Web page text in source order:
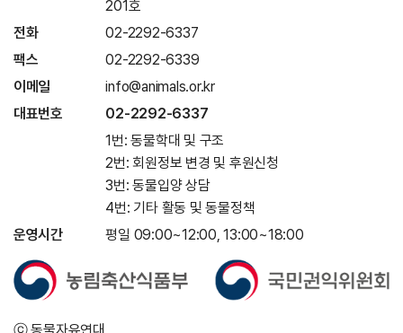
201호
전화
02-2292-6337
팩스
02-2292-6339
이메일
info@animals.or.kr
대표번호
02-2292-6337
1번: 동물학대 및 구조
2번: 회원정보 변경 및 후원신청
3번: 동물입양 상담
4번: 기타 활동 및 동물정책
운영시간
평일 09:00~12:00, 13:00~18:00